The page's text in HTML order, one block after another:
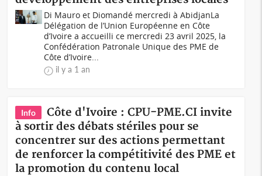
Di Mauro et Diomandé mercredi à AbidjanLa
Délégation de l’Union Européenne en Côte
d’Ivoire a accueilli ce mercredi 23 avril 2025, la
Confédération Patronale Unique des PME de
Côte d’Ivoire...
il y a 1 an
Info
Côte d'Ivoire : CPU-PME.CI invite
à sortir des débats stériles pour se
concentrer sur des actions permettant
de renforcer la compétitivité des PME et
la promotion du contenu local